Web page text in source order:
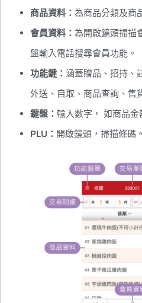
商品資料： 為商品分類及商
會員資料： 為開啟鏡頭掃描
盤輸入電話搜尋會員功能。
功能鍵： 涵蓋贈品、招持、
外送、自取、商品查詢、售
鍵盤： 輸入數字， 如商品金
PLU： 開啟鏡頭，掃描條碼。